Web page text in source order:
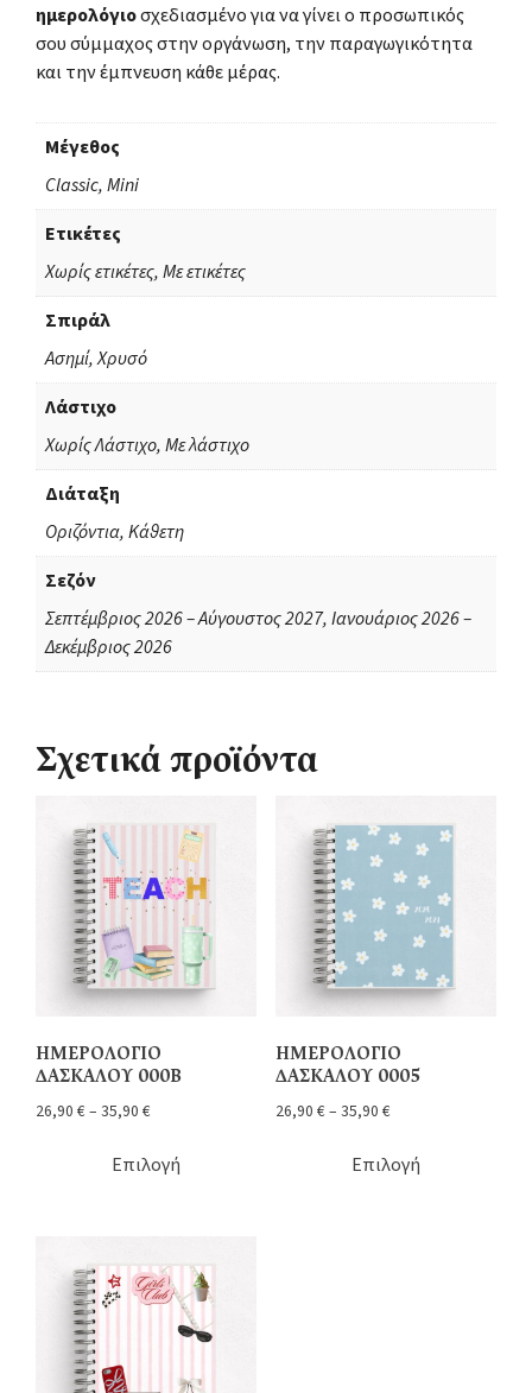
ημερολόγιοσχεδιασμένο για να γίνει ο προσωπικός
σου σύμμαχος στην οργάνωση, την παραγωγικότητα
και την έμπνευση κάθε μέρας.
Μέγεθος
Classic, Mini
Ετικέτες
Χωρίς ετικέτες, Με ετικέτες
Σπιράλ
Ασημί, Χρυσό
Λάστιχο
Χωρίς Λάστιχο, Με λάστιχο
Διάταξη
Οριζόντια, Κάθετη
Σεζόν
Σεπτέμβριος 2026 – Αύγουστος 2027, Ιανουάριος 2026 –
Δεκέμβριος 2026
Σχετικά προϊόντα
ΗΜΕΡΟΛΟΓΙΟ
ΔΑΣΚΑΛΟΥ 000Β
26,90 € – 35,90 €
Επιλογή
ΗΜΕΡΟΛΟΓΙΟ
ΔΑΣΚΑΛΟΥ 0005
26,90 € – 35,90 €
Επιλογή